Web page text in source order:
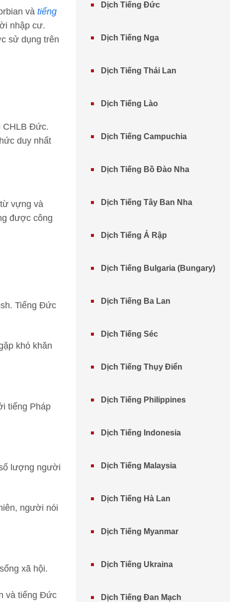
và tiếng
nhập cư.
sử dụng trên
CHLB Đức.
duy nhất
vựng và
được công
Tiếng Đức
khó khăn
tiếng Pháp
lượng người
người nói
xã hội.
và tiếng Đức
Dịch Tiếng Đức
Dịch Tiếng Nga
Dịch Tiếng Thái Lan
Dịch Tiếng Lào
Dịch Tiếng Campuchia
Dịch Tiếng Bồ Đào Nha
Dịch Tiếng Tây Ban Nha
Dịch Tiếng Ả Rập
Dịch Tiếng Bulgaria (Bungary)
Dịch Tiếng Ba Lan
Dịch Tiếng Séc
Dịch Tiếng Thụy Điển
Dịch Tiếng Philippines
Dịch Tiếng Indonesia
Dịch Tiếng Malaysia
Dịch Tiếng Hà Lan
Dịch Tiếng Myanmar
Dịch Tiếng Ukraina
Dịch Tiếng Đan Mạch